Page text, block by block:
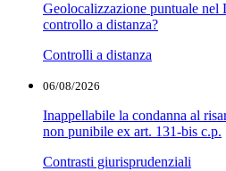
Geolocalizzazione puntuale
controllo a distanza?
Controlli a distanza
06/08/2026
Inappellabile la condanna al
non punibile ex art. 131-bis c.p.
Contrasti giurisprudenziali